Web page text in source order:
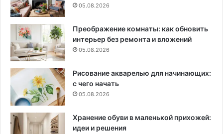
05.08.2026
Преображение комнаты: как обновить
интерьер без ремонта и вложений
05.08.2026
Рисование акварелью для начинающих:
с чего начать
05.08.2026
Хранение обуви в маленькой прихожей:
идеи и решения